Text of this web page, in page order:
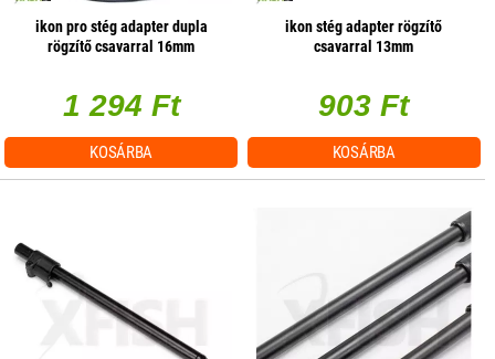
ikon pro stég adapter dupla
rögzítő csavarral 16mm
1 294 Ft
KOSÁRBA
ikon stég adapter rögzítő
csavarral 13mm
903 Ft
KOSÁRBA